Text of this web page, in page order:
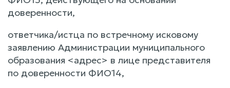
доверенности,
ответчика/истца по встречному исковому
заявлению Администрации муниципального
образования <адрес> в лице представителя
по доверенности ФИО14,